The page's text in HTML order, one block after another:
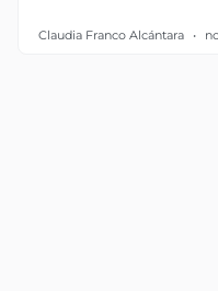
Claudia Franco Alcántara